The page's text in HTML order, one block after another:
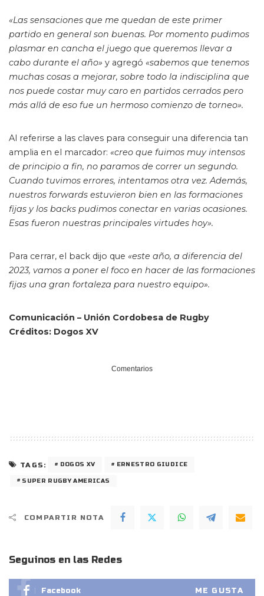
«Las sensaciones que me quedan de este primer
partido en general son buenas. Por momento pudimos
plasmar en cancha el juego que queremos llevar a
cabo durante el año» y agregó «sabemos que tenemos
muchas cosas a mejorar, sobre todo la indisciplina que
nos puede costar muy caro en partidos cerrados pero
más allá de eso fue un hermoso comienzo de torneo».
Al referirse a las claves para conseguir una diferencia tan
amplia en el marcador: «creo que fuimos muy intensos
de principio a fin, no paramos de correr un segundo.
Cuando tuvimos errores, intentamos otra vez. Además,
nuestros forwards estuvieron bien en las formaciones
fijas y los backs pudimos conectar en varias ocasiones.
Esas fueron nuestras principales virtudes hoy».
Para cerrar, el back dijo que «este año, a diferencia del
2023, vamos a poner el foco en hacer de las formaciones
fijas una gran fortaleza para nuestro equipo».
Comunicación – Unión Cordobesa de Rugby
Créditos: Dogos XV
Comentarios
TAGS: DOGOS XV ERNESTRO GIUDICE
SUPER RUGBY AMERICAS
COMPARTIR NOTA
Seguinos en las Redes
Facebook ME GUSTA